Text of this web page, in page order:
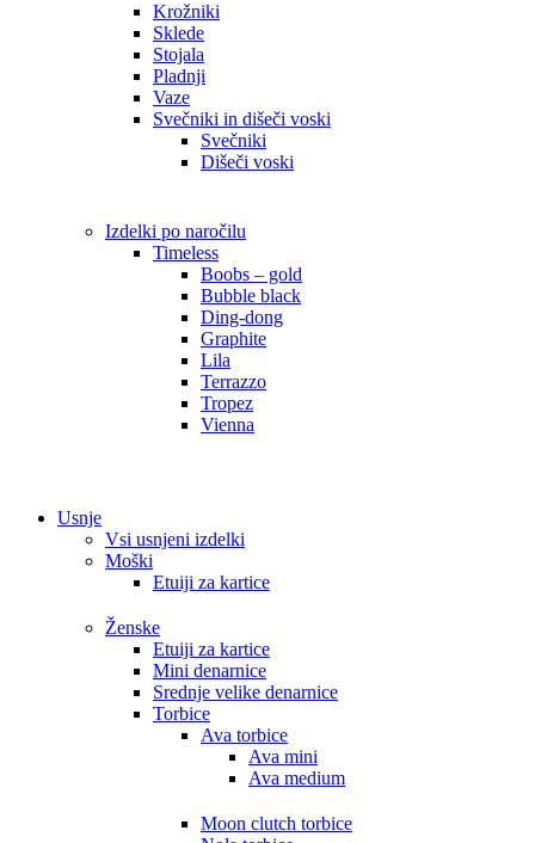
Krožniki
Sklede
Stojala
Pladnji
Vaze
Svečniki in dišeči voski
Svečniki
Dišeči voski
Izdelki po naročilu
Timeless
Boobs – gold
Bubble black
Ding-dong
Graphite
Lila
Terrazzo
Tropez
Vienna
Usnje
Vsi usnjeni izdelki
Moški
Etuiji za kartice
Ženske
Etuiji za kartice
Mini denarnice
Srednje velike denarnice
Torbice
Ava torbice
Ava mini
Ava medium
Moon clutch torbice